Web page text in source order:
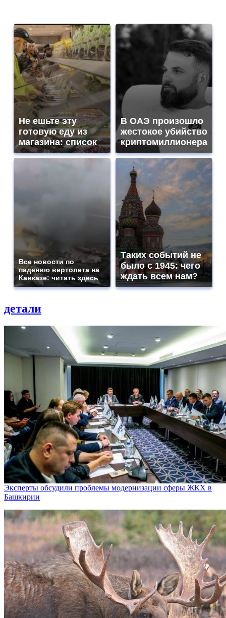
Не ешьте эту
готовую еду из
магазина: список
В ОАЭ произошло
жестокое убийство
криптомиллионера
Все новости по
падению вертолета на
Кавказе: читать здесь
Таких событий не
было с 1945: чего
ждать всем нам?
детали
Эксперты обсудили проблемы модернизации сферы ЖКХ в
Башкирии